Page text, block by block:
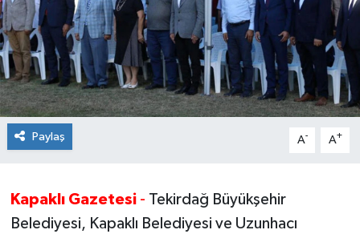
Paylaş A- A+
Kapaklı Gazetesi- Tekirdağ Büyükşehir
Belediyesi, Kapaklı Belediyesi ve Uzunhacı
Teknoloji
Yaşam